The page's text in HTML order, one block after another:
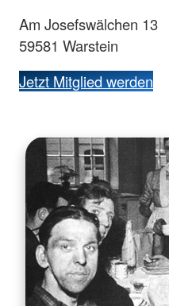
Am Josefswälchen 13
59581 Warstein
Jetzt Mitglied werden